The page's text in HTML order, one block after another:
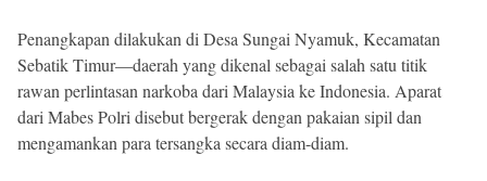
Penangkapan dilakukan di Desa Sungai Nyamuk, Kecamatan
Sebatik Timur—daerah yang dikenal sebagai salah satu titik
rawan perlintasan narkoba dari Malaysia ke Indonesia. Aparat
dari Mabes Polri disebut bergerak dengan pakaian sipil dan
mengamankan para tersangka secara diam-diam.